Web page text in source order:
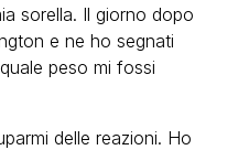
sorella. Il giorno dopo
e ne ho segnati
peso mi fossi
delle reazioni. Ho